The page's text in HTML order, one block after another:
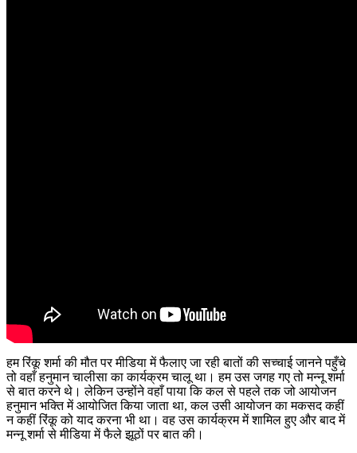
हम रिंकू शर्मा की मौत पर मीडिया में फैलाए जा रही बातों की सच्चाई जानने पहुँचे
तो वहाँ हनुमान चालीसा का कार्यक्रम चालू था। हम उस जगह गए तो मन्नू शर्मा
से बात करने थे। लेकिन उन्होंने वहाँ पाया कि कल से पहले तक जो आयोजन
हनुमान भक्ति में आयोजित किया जाता था, कल उसी आयोजन का मकसद कहीं
न कहीं रिंकू को याद करना भी था। वह उस कार्यक्रम में शामिल हुए और बाद में
मन्नू शर्मा से मीडिया में फैले झूठों पर बात की।